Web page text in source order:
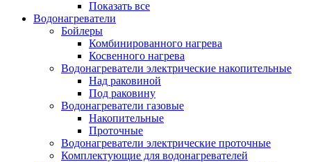
Показать все
Водонагреватели
Бойлеры
Комбинированного нагрева
Косвенного нагрева
Водонагреватели электрические накопительные
Над раковиной
Под раковину
Водонагреватели газовые
Накопительные
Проточные
Водонагреватели электрические проточные
Комплектующие для водонагревателей